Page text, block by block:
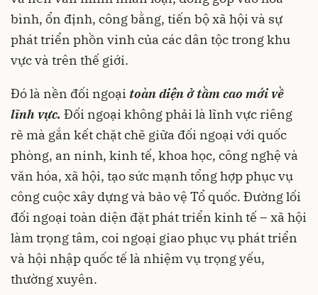
bình, ổn định, công bằng, tiến bộ xã hội và sự
phát triển phồn vinh của các dân tộc trong khu
vực và trên thế giới.
Đó là nền đối ngoại toàn diện ở tầm cao mới về
lĩnh vực. Đối ngoại không phải là lĩnh vực riêng
rẽ mà gắn kết chặt chẽ giữa đối ngoại với quốc
phòng, an ninh, kinh tế, khoa học, công nghệ và
văn hóa, xã hội, tạo sức mạnh tổng hợp phục vụ
công cuộc xây dựng và bảo vệ Tổ quốc. Đường lối
đối ngoại toàn diện đặt phát triển kinh tế – xã hội
làm trọng tâm, coi ngoại giao phục vụ phát triển
và hội nhập quốc tế là nhiệm vụ trọng yếu,
thường xuyên.